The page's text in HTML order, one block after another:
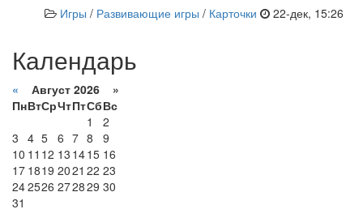
Игры / Развивающие игры / Карточки 22-дек, 15:26
Календарь
« Август 2026 »
ПнВтСрЧтПтСбВс
1
2
3 4 5 6 7 8
9
10 11 12 13 1415 16
17 1819 2021 22 23
242526 272829 30
31